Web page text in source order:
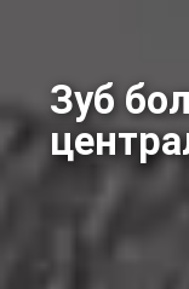
Зуб